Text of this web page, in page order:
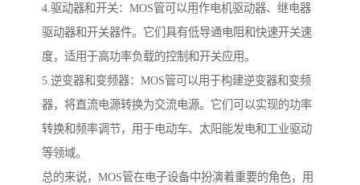
4.驱动器和开关：MOS管可以用作电机驱动器、继电器
驱动器和开关器件。它们具有低导通电阻和快速开关速
度，适用于高功率负载的控制和开关应用。
5.逆变器和变频器：MOS管可以用于构建逆变器和变频
器，将直流电源转换为交流电源。它们可以实现的功率
转换和频率调节，用于电动车、太阳能发电和工业驱动
等领域。
总的来说，MOS管在电子设备中扮演着重要的角色，用